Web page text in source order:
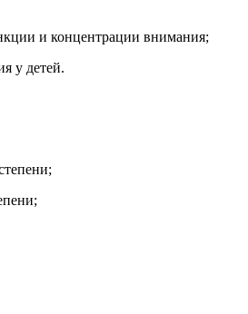
и концентрации внимания;
у детей.